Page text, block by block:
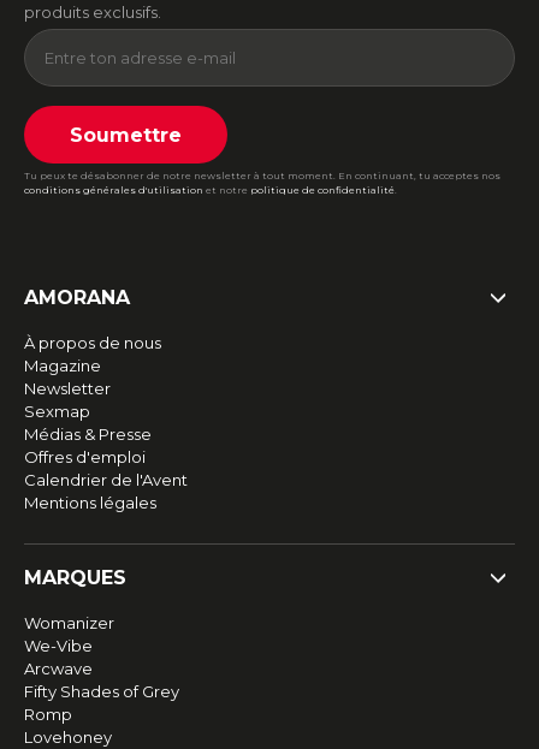
produits exclusifs.
Soumettre
Tu peux te désabonner de notre newsletter à tout moment. En continuant, tu acceptes nos
conditions générales d'utilisation et notre politique de confidentialité.
AMORANA
À propos de nous
Magazine
Newsletter
Sexmap
Médias & Presse
Offres d'emploi
Calendrier de l'Avent
Mentions légales
MARQUES
Womanizer
We-Vibe
Arcwave
Fifty Shades of Grey
Romp
Lovehoney